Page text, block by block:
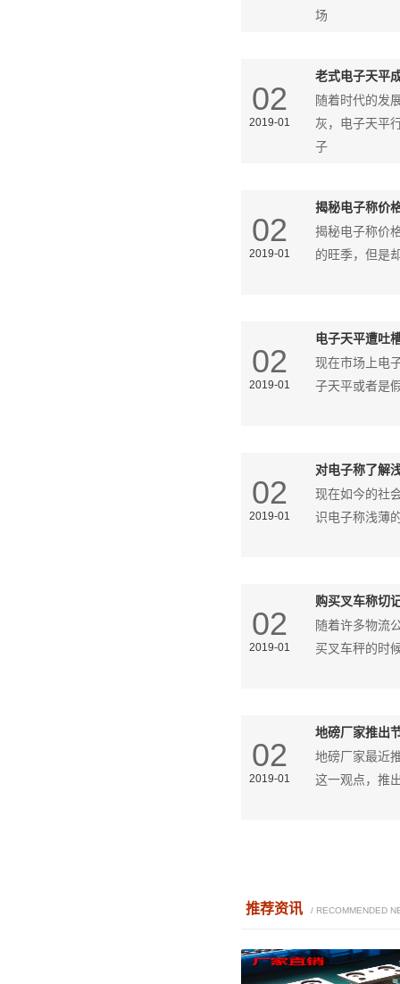
场
02
2019-01
老式电子天平
随着时代的发
灰，电子天平
子
02
2019-01
揭秘电子称价
揭秘电子称价
的旺季，但是
02
2019-01
电子天平遭吐
现在市场上电
子天平或者是
02
2019-01
对电子称了解
现在如今的社
识电子称浅薄
02
2019-01
购买叉车称切
随着许多物流
买叉车秤的时
02
2019-01
地磅厂家推出
地磅厂家最近
这一观点，推
推荐资讯 / RECOMMENDED